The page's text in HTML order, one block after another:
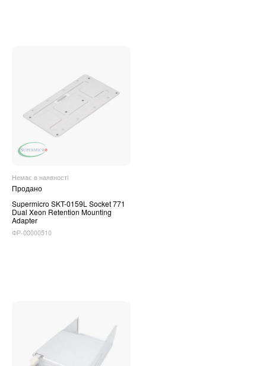
Немає в наявності
Продано
Supermicro SKT-0159L Socket 771
Dual Xeon Retention Mounting
Adapter
ФР-00000510